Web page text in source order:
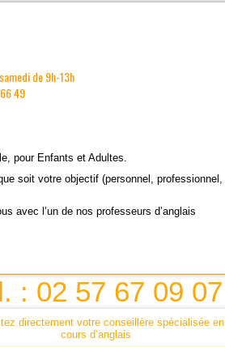
de 9h-13h
49
pour Enfants et Adultes.
soit votre objectif (personnel, professionnel,
avec l’un de nos professeurs d’anglais
: 02 57 67 09 07
directement votre conseillère spécialisée en
cours d’anglais